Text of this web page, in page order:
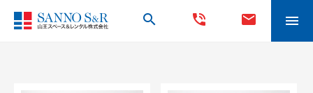
search phone_in_talk mail menu